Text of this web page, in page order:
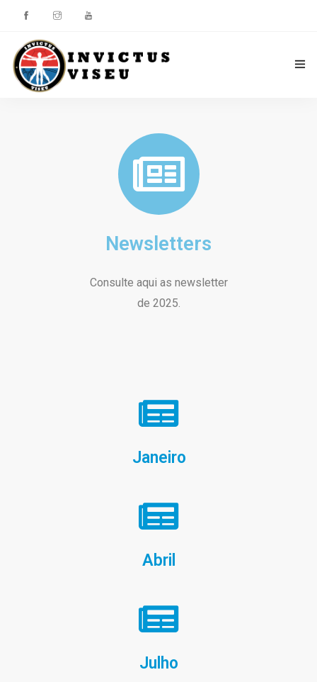
DEPARTAMENTO DA ÉTICA DESPORTIVA
Newsletters
Consulte aqui as newsletter
de 2025.
Janeiro
Abril
Julho